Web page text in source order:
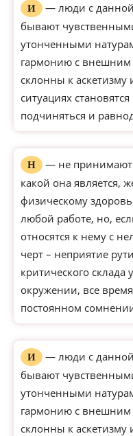
И
— люди с
бывают
утонченными
гармонию с
склонны к
ситуациях
подчиняться и
Н
— не принимают
какой она является,
физическому
любой работе, но,
относятся к нему с
черт – неприятие
критического склада
окружении, все
постоянном
И
— люди с
бывают
утонченными
гармонию с
склонны к